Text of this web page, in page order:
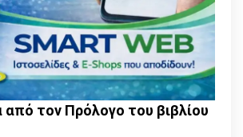
τον Πρόλογο του βιβλίου